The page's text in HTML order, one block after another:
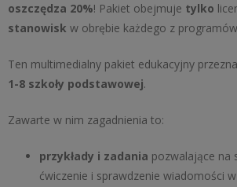
oszczędza 20%! Pakiet obejmuje tylko
stanowisk w obrębie każdego z
Ten multimedialny pakiet edukacyjny
1-8 szkoły podstawowej.
Zawarte w nim zagadnienia to:
przykłady i zadania pozwalające na
ćwiczenie i sprawdzenie wiadomości